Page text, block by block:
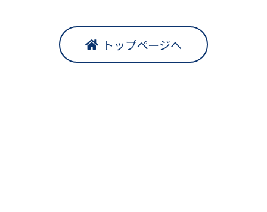
トップページへ